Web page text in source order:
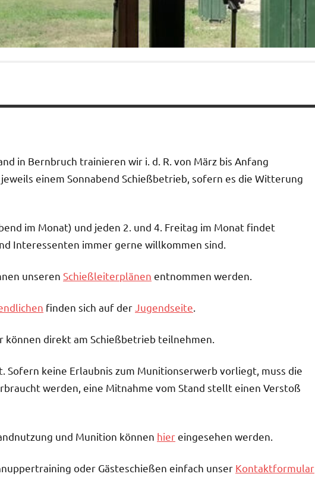
in Bernbruch trainieren wir i. d. R. von März bis Anfang
einem Sonnabend Schießbetrieb, sofern es die Witterung
im Monat) und jeden 2. und 4. Freitag im Monat findet
Interessenten immer gerne willkommen sind.
unseren Schießleiterplänen entnommen werden.
finden sich auf der Jugendseite
können direkt am Schießbetrieb teilnehmen.
Sofern keine Erlaubnis zum Munitionserwerb vorliegt, muss die
werden, eine Mitnahme vom Stand stellt einen Verstoß
und Munition können hiereingesehen werden.
oder Gästeschießen einfach unser Kontaktformular